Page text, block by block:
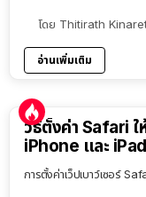
โดย Thitirath
อ่านเพิ่มเติม
วิธีตั้งค่า Safari ใ
iPhone และ iPad
การตั้งค่าเว็ปเบาว์เซอร์